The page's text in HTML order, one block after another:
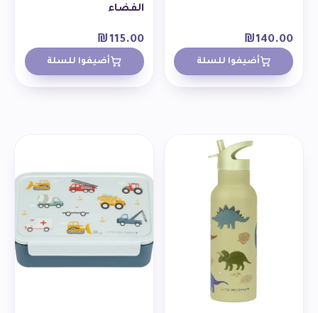
₪140.00
أضيفوا للسلة
الفضاء
₪115.00
أضيفوا للسلة